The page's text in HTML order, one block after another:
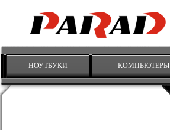
НОУТБУКИ КОМПЬЮТЕРЫ